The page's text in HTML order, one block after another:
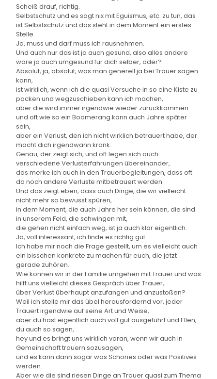
Scheiß drauf, richtig.
Selbstschutz und es sagt nix mit Eguismus, etc. zu tun, das
ist Selbstschutz und das steht in dem Moment ein erstes
Stelle.
Ja, muss und darf muss ich rausnehmen.
Und auch nur das ist ja auch gesund, also alles andere
wäre ja auch umgesund für dich selber, oder?
Absolut, ja, absolut, was man generell ja bei Trauer sagen
kann,
ist wirklich, wenn ich die quasi Versuche in so eine Kiste zu
packen und wegzuschieben kann ich machen,
aber die wird immer irgendwie wieder zurückkommen
und oft wie so ein Boomerang kann auch Jahre später
sein,
aber ein Verlust, den ich nicht wirklich betrauert habe, der
macht dich irgendwann krank.
Genau, der zeigt sich, und oft legen sich auch
verschiedene Verlusterfahrungen übereinander,
das merke ich auch in den Trauerbegleitungen, dass oft
da noch andere Verluste mitbetrauert werden.
Und das zeigt eben, dass auch Dinge, die wir vielleicht
nicht mehr so bewusst spüren,
in dem Moment, die auch Jahre her sein können, die sind
in unserem Feld, die schwingen mit,
die gehen nicht einfach weg, ist ja auch klar eigentlich.
Ja, voll interessant, ich finde es richtig gut.
Ich habe mir noch die Frage gestellt, um es vielleicht auch
ein bisschen konkrete zu machen für euch, die jetzt
gerade zuhören.
Wie können wir in der Familie umgehen mit Trauer und was
hilft uns vielleicht dieses Gespräch über Trauer,
über Verlust überhaupt anzufangen und anzustoßen?
Weil ich stelle mir das übel herausfordernd vor, jeder
Trauert irgendwie auf seine Art und Weise,
aber du hast eigentlich auch voll gut ausgeführt und Ellen,
du auch so sagen,
hey und es bringt uns wirklich voran, wenn wir auch in
Gemeinschaft trauern sozusagen,
und es kann dann sogar was Schönes oder was Positives
werden.
Aber wie die sind riesen Dinge an Trauer quasi zum Thema